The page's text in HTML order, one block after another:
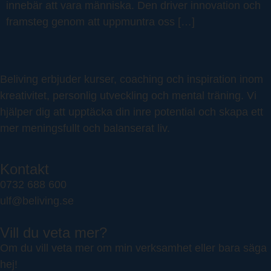
innebär att vara människa. Den driver innovation och
framsteg genom att uppmuntra oss […]
Beliving erbjuder kurser, coaching och inspiration inom
kreativitet, personlig utveckling och mental träning. Vi
hjälper dig att upptäcka din inre potential och skapa ett
mer meningsfullt och balanserat liv.
Kontakt
0732 688 600
ulf@beliving.se
Vill du veta mer?
Om du vill veta mer om min verksamhet eller bara säga
hej!